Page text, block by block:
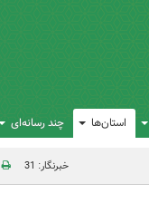
استان‌ها چند رسانه‌ای
خبرنگار: 31